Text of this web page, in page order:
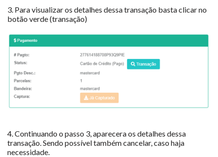
3. Para visualizar os detalhes dessa transação basta clicar no
botão verde (transação)
4. Continuando o passo 3, aparecera os detalhes dessa
transação. Sendo possível também cancelar, caso haja
necessidade.